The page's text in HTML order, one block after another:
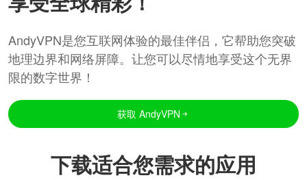
AndyVPN是您互联网体验的最佳伴侣，它帮助您突破
地理边界和网络屏障。让您可以尽情地享受这个无界
限的数字世界！
获取 AndyVPN
下载适合您需求的应用